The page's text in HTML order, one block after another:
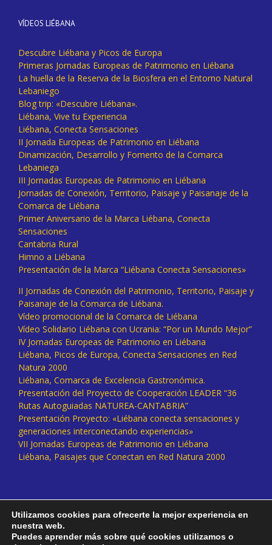
VÍDEOS LIÉBANA
Descubre Liébana y Picos de Europa
Primeras Jornadas Europeas de Patrimonio en Liébana
La huella de la Reserva de la Biosfera en el Entorno Natural
Lebaniego
Blog trip: «Descubre Liébana».
Liébana, Vive tu Experiencia
Liébana, Conecta Sensaciones
II Jornada Europeas de Patrimonio en Liébana
Dinamización, Desarrollo y Fomento de la Comarca
Lebaniega
III Jornadas Europeas de Patrimonio en Liébana
Jornadas de Conexión, Territorio, Paisaje y Paisanaje de la
Comarca de Liébana
Primer Aniversario de la Marca Liébana, Conecta
Sensaciones
Cantabria Rural
Himno a Liébana
Presentación de la Marca “Liébana Conecta Sensaciones»
II Jornadas de Conexión del Patrimonio, Territorio, Paisaje y
Paisanaje de la Comarca de Liébana.
Vídeo promocional de la Comarca de Liébana
Vídeo Solidario Liébana con Ucrania: “Por un Mundo Mejor”
IV Jornadas Europeas de Patrimonio en Liébana
Liébana, Picos de Europa, Conecta Sensaciones en Red
Natura 2000
Liébana, Comarca de Excelencia Gastronómica.
Presentación del Proyecto de Cooperación LEADER “36
Rutas Autoguiadas NATUREA-CANTABRIA”
Presentación Proyecto: «Liébana conecta sensaciones y
generaciones interconectando experiencias»
VII Jornadas Europeas de Patrimonio en Liébana
Liébana, Paisajes que Conectan en Red Natura 2000
Utilizamos cookies para ofrecerte la mejor experiencia en
nuestra web.
Puedes aprender más sobre qué cookies utilizamos o